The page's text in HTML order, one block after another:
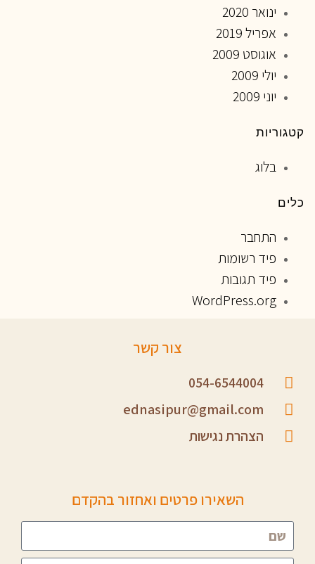
ינואר 2020
אפריל 2019
אוגוסט 2009
יולי 2009
יוני 2009
קטגוריות
בלוג
כלים
התחבר
פיד רשומות
פיד תגובות
WordPress.org
צור קשר
054-6544004
ednasipur@gmail.com
הצהרת נגישות
השאירו פרטים ואחזור בהקדם